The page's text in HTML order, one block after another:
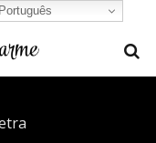
Português